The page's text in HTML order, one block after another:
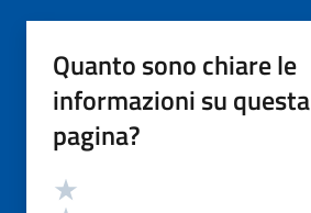
Quanto sono chiare le
informazioni su questa
pagina?
Valutazione